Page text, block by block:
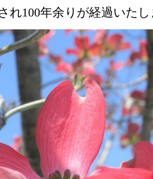
れ100年余りが経過いたし